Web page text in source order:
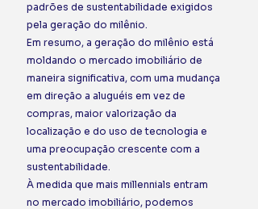
padrões de sustentabilidade exigidos
pela geração do milênio.
Em resumo, a geração do milênio está
moldando o mercado imobiliário de
maneira significativa, com uma mudança
em direção a aluguéis em vez de
compras, maior valorização da
localização e do uso de tecnologia e
uma preocupação crescente com a
sustentabilidade.
À medida que mais millennials entram
no mercado imobiliário, podemos